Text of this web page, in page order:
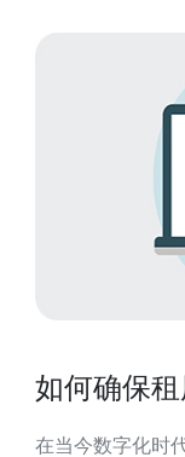
如何确保
在当今数字化时